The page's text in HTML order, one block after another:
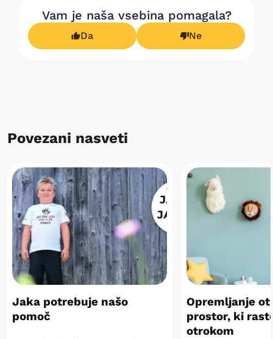
Vam je naša vsebina pomagala?
Da Ne
Povezani nasveti
Jaka potrebuje našo
pomoč
Opremljanje
prostor, ki
otrokom